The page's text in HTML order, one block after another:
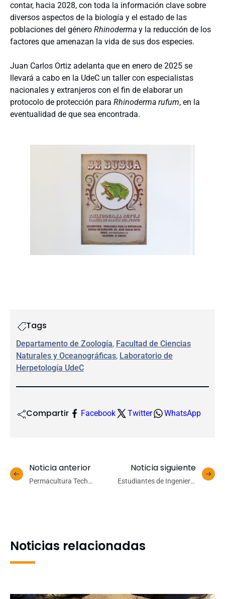
contar, hacia 2028, con toda la información clave sobre
diversos aspectos de la biología y el estado de las
poblaciones del género Rhinoderma y la reducción de los
factores que amenazan la vida de sus dos especies.
Juan Carlos Ortiz adelanta que en enero de 2025 se
llevará a cabo en la UdeC un taller con especialistas
nacionales y extranjeros con el fin de elaborar un
protocolo de protección para Rhinoderma rufum, en la
eventualidad de que sea encontrada.
Tags
Departamento de Zoología, Facultad de Ciencias
Naturales y Oceanográficas, Laboratorio de
Herpetología UdeC
Compartir Facebook Twitter WhatsApp
Noticia anterior
Permacultura Tech
Noticia siguiente
Estudiantes de Ingeniería
Noticias relacionadas